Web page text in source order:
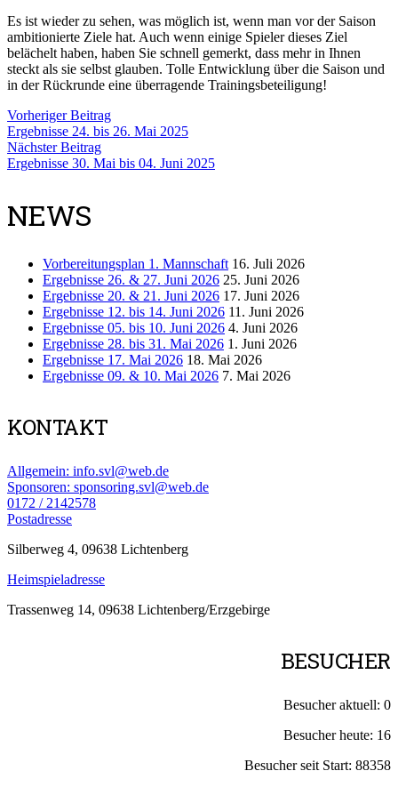
Es ist wieder zu sehen, was möglich ist, wenn man vor der Saison
ambitionierte Ziele hat. Auch wenn einige Spieler dieses Ziel
belächelt haben, haben Sie schnell gemerkt, dass mehr in Ihnen
steckt als sie selbst glauben. Tolle Entwicklung über die Saison und
in der Rückrunde eine überragende Trainingsbeteiligung!
Vorheriger Beitrag
Ergebnisse 24. bis 26. Mai 2025
Nächster Beitrag
Ergebnisse 30. Mai bis 04. Juni 2025
NEWS
Vorbereitungsplan 1. Mannschaft 16. Juli 2026
Ergebnisse 26. & 27. Juni 2026 25. Juni 2026
Ergebnisse 20. & 21. Juni 2026 17. Juni 2026
Ergebnisse 12. bis 14. Juni 2026 11. Juni 2026
Ergebnisse 05. bis 10. Juni 2026 4. Juni 2026
Ergebnisse 28. bis 31. Mai 2026 1. Juni 2026
Ergebnisse 17. Mai 2026 18. Mai 2026
Ergebnisse 09. & 10. Mai 2026 7. Mai 2026
KONTAKT
Allgemein: info.svl@web.de
Sponsoren: sponsoring.svl@web.de
0172 / 2142578
Postadresse
Silberweg 4, 09638 Lichtenberg
Heimspieladresse
Trassenweg 14, 09638 Lichtenberg/Erzgebirge
BESUCHER
Besucher aktuell: 0
Besucher heute: 16
Besucher seit Start: 88358